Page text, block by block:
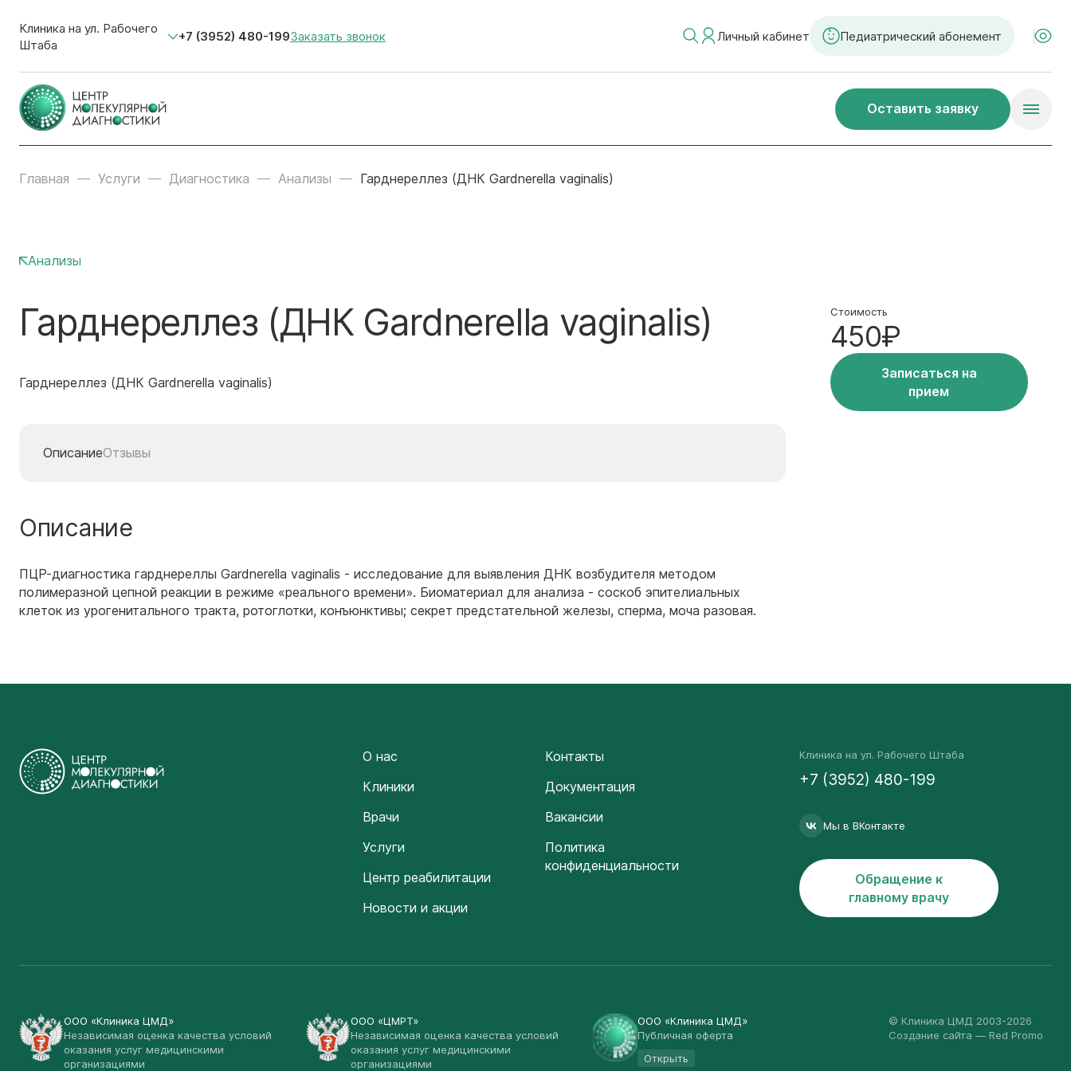
Клиника на ул. Рабочего
Штаба
+7 (3952) 480-199Заказать звонок Личный кабинет Педиатрический абонемент
Оставить заявку
Главная Услуги Диагностика Анализы Гарднереллез (ДНК Gardnerella vaginalis)
Анализы
Гарднереллез (ДНК Gardnerella vaginalis)
Гарднереллез (ДНК Gardnerella vaginalis)
ОписаниеОтзывы
Описание
ПЦР-диагностика гарднереллы Gardnerella vaginalis - исследование для выявления ДНК возбудителя методом
полимеразной цепной реакции в режиме «реального времени». Биоматериал для анализа - соскоб эпителиальных
клеток из урогенитального тракта, ротоглотки, конъюнктивы; секрет предстательной железы, сперма, моча разовая.
Стоимость
450₽
Записаться на
прием
О нас
Клиники
Врачи
Услуги
Центр реабилитации
Новости и акции
Контакты
Документация
Вакансии
Политика
конфиденциальности
Клиника на ул. Рабочего Штаба
+7 (3952) 480-199
Мы в ВКонтакте
Обращение к
главному врачу
ООО «Клиника ЦМД»
Независимая оценка качества условий
оказания услуг медицинскими
организациями
ООО «ЦМРТ»
Независимая оценка качества условий
оказания услуг медицинскими
организациями
ООО «Клиника ЦМД»
Публичная оферта
Открыть
© Клиника ЦМД 2003-2026
Создание сайта — Red Promo